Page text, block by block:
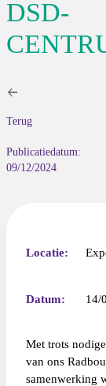
DSD-
Terug
Publicatiedatum:
09/12/2024
Locatie:
Datum: 14/
Met trots
van ons
samenwerking